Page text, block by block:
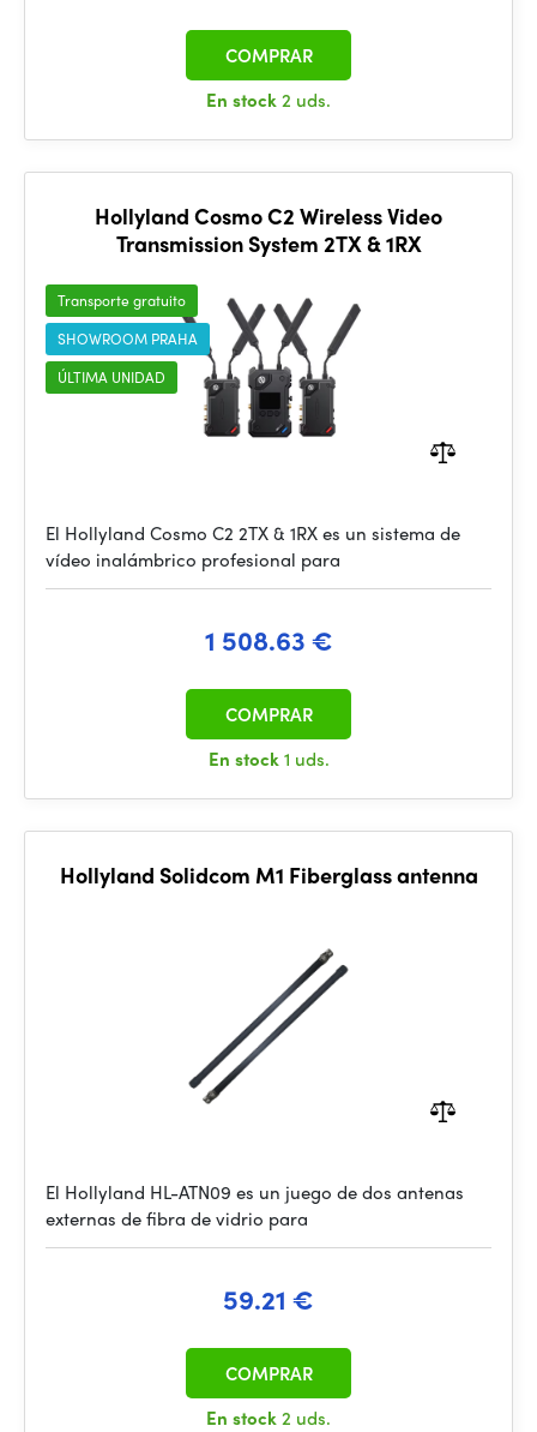
En stock2 uds.
COMPRAR
Hollyland Cosmo C2 Wireless Video
Transmission System 2TX & 1RX
Transporte gratuito
SHOWROOM PRAHA
ÚLTIMA UNIDAD
El Hollyland Cosmo C2 2TX & 1RX es un sistema de
vídeo inalámbrico profesional para
1 508.63 €
En stock1 uds.
COMPRAR
Hollyland Solidcom M1 Fiberglass antenna
El Hollyland HL-ATN09 es un juego de dos antenas
externas de fibra de vidrio para
59.21 €
En stock2 uds.
COMPRAR